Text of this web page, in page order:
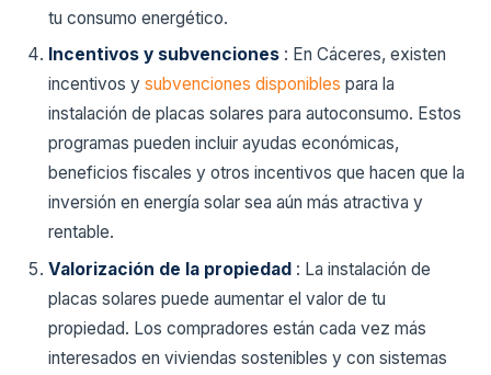
tu consumo energético.
Incentivos y subvenciones : En Cáceres, existen
incentivos y subvenciones disponibles para la
instalación de placas solares para autoconsumo. Estos
programas pueden incluir ayudas económicas,
beneficios fiscales y otros incentivos que hacen que la
inversión en energía solar sea aún más atractiva y
rentable.
Valorización de la propiedad : La instalación de
placas solares puede aumentar el valor de tu
propiedad. Los compradores están cada vez más
interesados en viviendas sostenibles y con sistemas